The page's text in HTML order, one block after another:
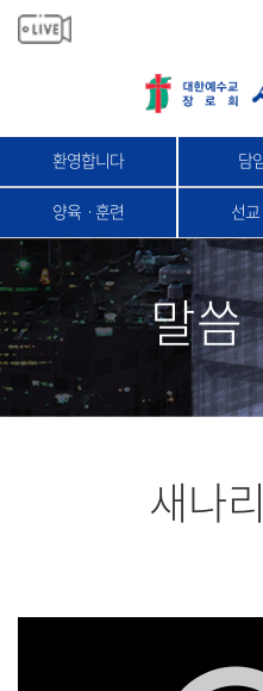
환영합니다 담
양육ㆍ훈련 선
말씀
새나